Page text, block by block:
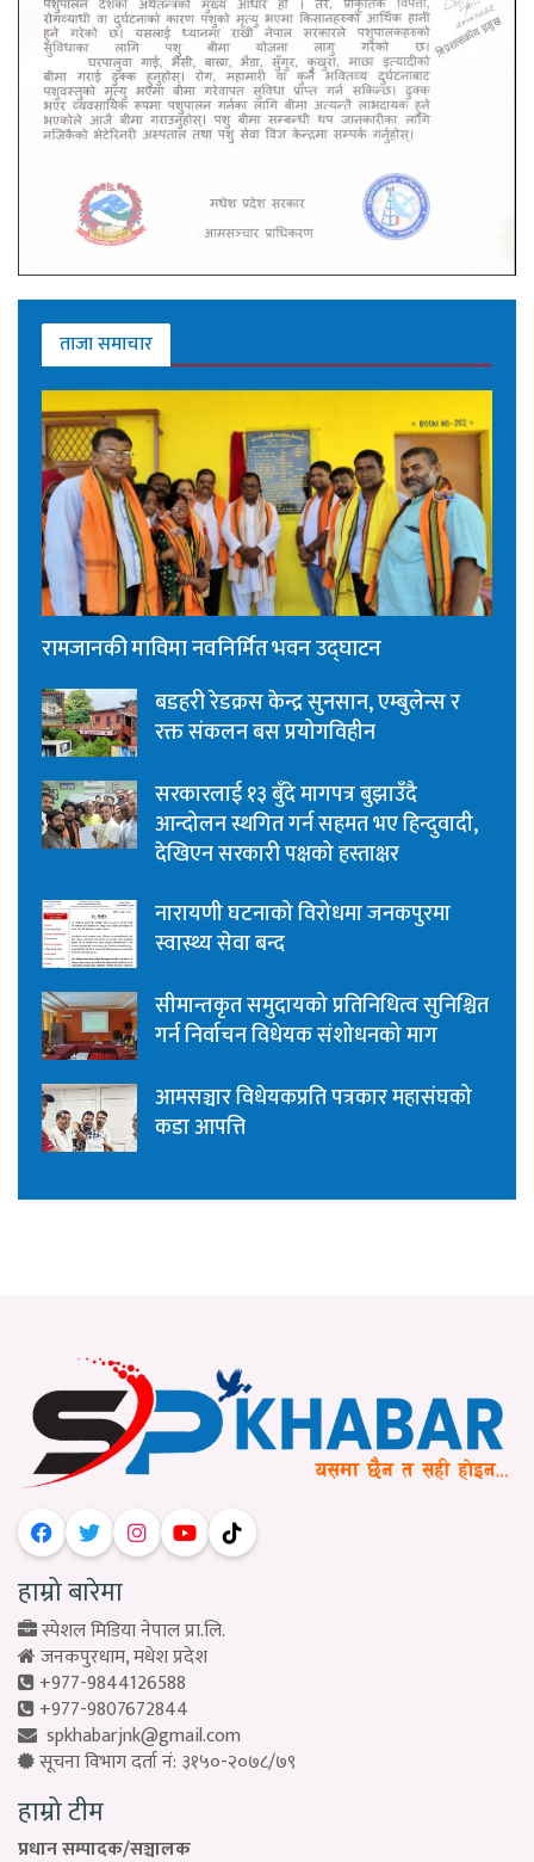
ताजा समाचार
रामजानकी माविमा नवनिर्मित भवन उद्घाटन
बडहरी रेडक्रस केन्द्र सुनसान, एम्बुलेन्स र
रक्त संकलन बस प्रयोगविहीन
सरकारलाई १३ बुँदे मागपत्र बुझाउँदै
आन्दोलन स्थगित गर्न सहमत भए हिन्दुवादी,
देखिएन सरकारी पक्षको हस्ताक्षर
नारायणी घटनाको विरोधमा जनकपुरमा
स्वास्थ्य सेवा बन्द
सीमान्तकृत समुदायको प्रतिनिधित्व सुनिश्चित
गर्न निर्वाचन विधेयक संशोधनको माग
आमसञ्चार विधेयकप्रति पत्रकार महासंघको
कडा आपत्ति
हाम्रो बारेमा
स्पेशल मिडिया नेपाल प्रा.लि.
जनकपुरधाम, मधेश प्रदेश
+977-9844126588
+977-9807672844
spkhabarjnk@gmail.com
सूचना विभाग दर्ता नं: ३१५०-२०७८/७९
हाम्रो टीम
प्रधान सम्पादक/सञ्चालक